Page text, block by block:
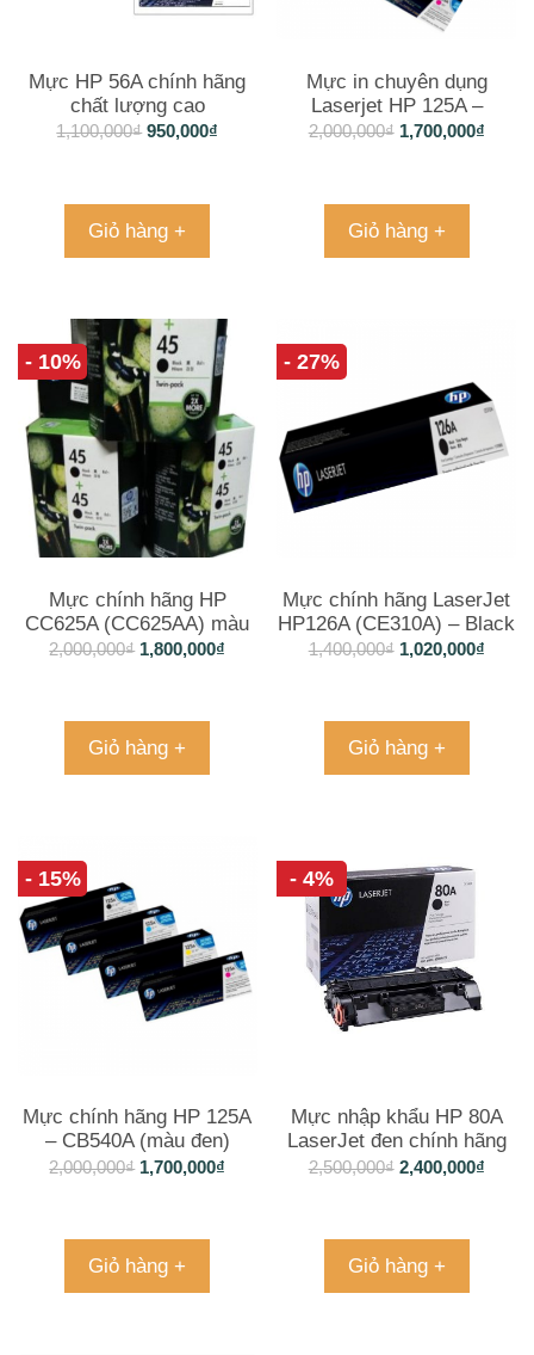
Mực HP 56A chính hãng
chất lượng cao
1,100,000₫ 950,000₫
Giỏ hàng +
Mực in chuyên dụng
Laserjet HP 125A –
CB540A (màu đen)
2,000,000₫ 1,700,000₫
Giỏ hàng +
- 10%
Mực chính hãng HP
CC625A (CC625AA) màu
đen chính hãng
2,000,000₫ 1,800,000₫
Giỏ hàng +
- 27%
Mực chính hãng LaserJet
HP126A (CE310A) – Black
1,400,000₫ 1,020,000₫
Giỏ hàng +
- 15%
Mực chính hãng HP 125A
– CB540A (màu đen)
2,000,000₫ 1,700,000₫
Giỏ hàng +
- 4%
Mực nhập khẩu HP 80A
LaserJet đen chính hãng
(CF280A)
2,500,000₫ 2,400,000₫
Giỏ hàng +